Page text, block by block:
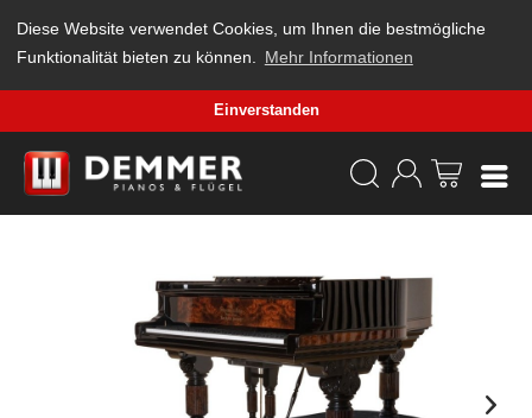
Diese Website verwendet Cookies, um Ihnen die bestmögliche
Funktionalität bieten zu können.
Mehr Informationen
Einverstanden